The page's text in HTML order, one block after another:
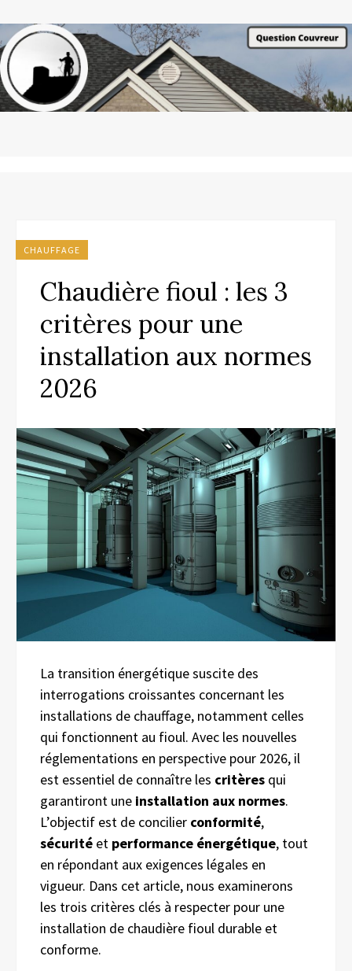
CHAUFFAGE
Chaudière fioul : les 3
critères pour une
installation aux normes
2026
La transition énergétique suscite des
interrogations croissantes concernant les
installations de chauffage, notamment celles
qui fonctionnent au fioul. Avec les nouvelles
réglementations en perspective pour 2026, il
est essentiel de connaître les critères qui
garantiront une installation aux normes.
L’objectif est de concilier conformité,
sécurité et performance énergétique, tout
en répondant aux exigences légales en
vigueur. Dans cet article, nous examinerons
les trois critères clés à respecter pour une
installation de chaudière fioul durable et
conforme.